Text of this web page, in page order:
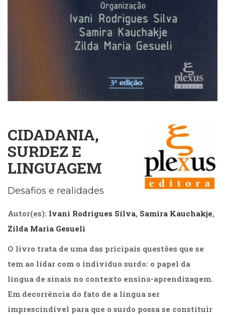
Cinema
(23)
Comportamento
Comunicação
Corpo
Movimento
Interior
(222)
Criatividade
(14)
Culinária,
Alimentação
Economia,
Negócios
(31)
(278)
Educação
Especial
Fisioterapia
(47)
CIDADANIA,
SURDEZ E
LINGUAGEM
Desafios e realidades
Autor(es): Ivani Rodrigues Silva, Samira Kauchakje,
Zilda Maria Gesueli
O livro trata de uma das pricipais questões que se
tem ao lidar com o indivíduo surdo: o papel da
língua de sinais no contexto ensino-aprendizagem.
Em decorrência do fato de a língua ser
imprescindível para que o surdo possa se constituir